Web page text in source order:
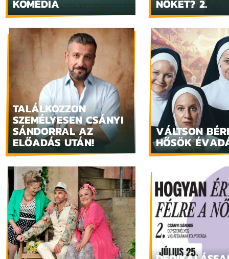
KOMÉDIA NŐKET? 2.
TALÁLKOZZON
SZEMÉLYESEN CSÁNYI
SÁNDORRAL AZ
ELŐADÁS UTÁN!
VÁLTSON
HŐSÖK